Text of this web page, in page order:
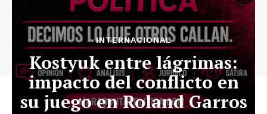
INTERNACIONAL
Kostyuk entre lágrimas:
impacto del conflicto en
su juego en Roland Garros